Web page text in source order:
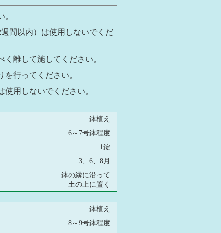
間以内）は使用しないでくだ
離して施してください。
行ってください。
用しないでください。
鉢植え
6～7号鉢程度
1錠
3、6、8月
鉢の縁に沿って
土の上に置く
鉢植え
8～9号鉢程度